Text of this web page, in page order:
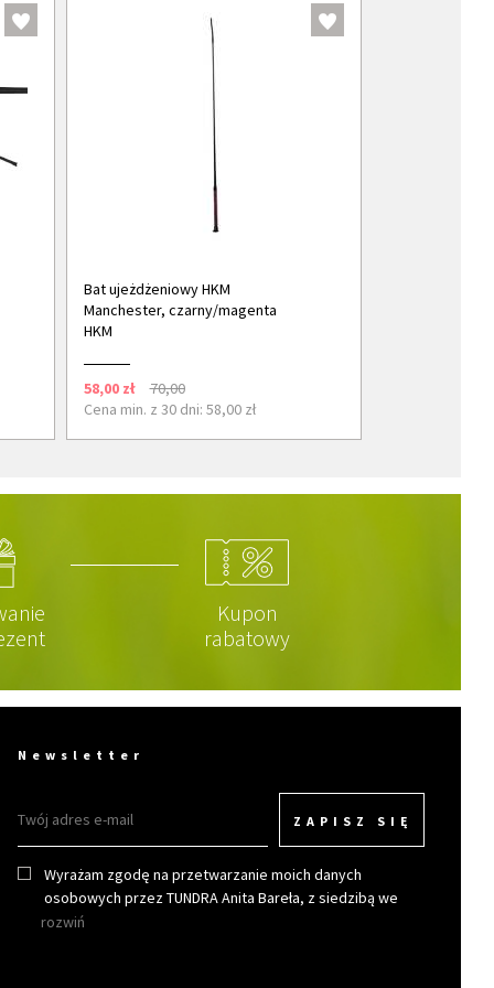
Bat ujeżdżeniowy HKM
Manchester, czarny/magenta
HKM
58,00 zł
70,00
Cena min. z 30 dni: 58,00 zł
Kupon
rabatowy
Newsletter
ZAPISZ SIĘ
Wyrażam zgodę na przetwarzanie moich danych
osobowych przez TUNDRA Anita Bareła, z siedzibą we
Wrocławiu w celu otrzymywania newslettera.
rozwiń